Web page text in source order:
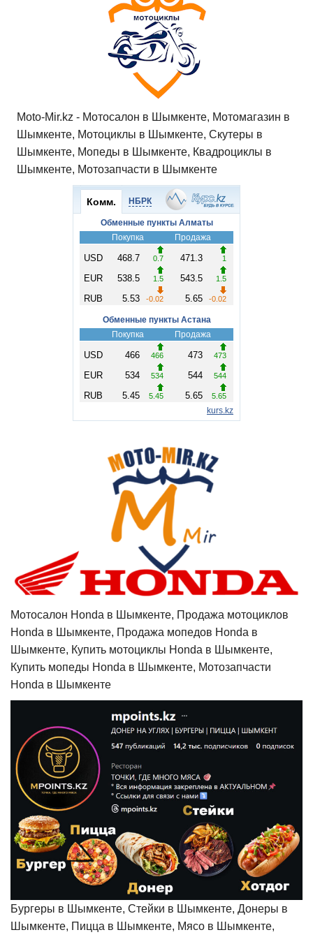
Moto-Mir.kz - Мотосалон в Шымкенте, Мотомагазин в
Шымкенте, Мотоциклы в Шымкенте, Скутеры в
Шымкенте, Мопеды в Шымкенте, Квадроциклы в
Шымкенте, Мотозапчасти в Шымкенте
Мотосалон Honda в Шымкенте, Продажа мотоциклов
Honda в Шымкенте, Продажа мопедов Honda в
Шымкенте, Купить мотоциклы Honda в Шымкенте,
Купить мопеды Honda в Шымкенте, Мотозапчасти
Honda в Шымкенте
Бургеры в Шымкенте, Стейки в Шымкенте, Донеры в
Шымкенте, Пицца в Шымкенте, Мясо в Шымкенте,